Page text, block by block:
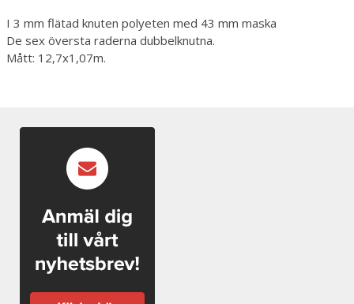
I 3 mm flätad knuten polyeten med 43 mm maska
De sex översta raderna dubbelknutna.
Mått: 12,7x1,07m.